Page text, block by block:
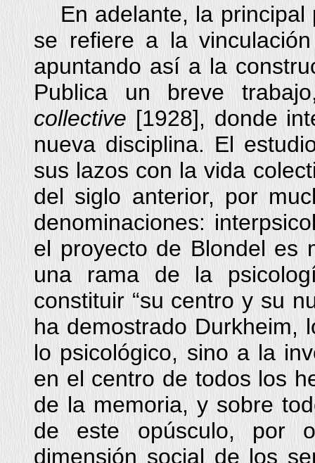
En adelante, la
se refiere a la
apuntando así a la
Publica un breve
collective [1928], donde
nueva disciplina. El
sus lazos con la vida
del siglo anterior, por
denominaciones:
el proyecto de Blondel es
una rama de la
constituir “su centro y su
ha demostrado Durkheim,
lo psicológico, sino a la
en el centro de todos los
de la memoria, y sobre
de este opúsculo, por
dimensión social de los